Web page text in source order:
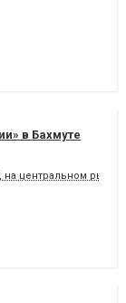
в Бахмуте
на центральном рынке